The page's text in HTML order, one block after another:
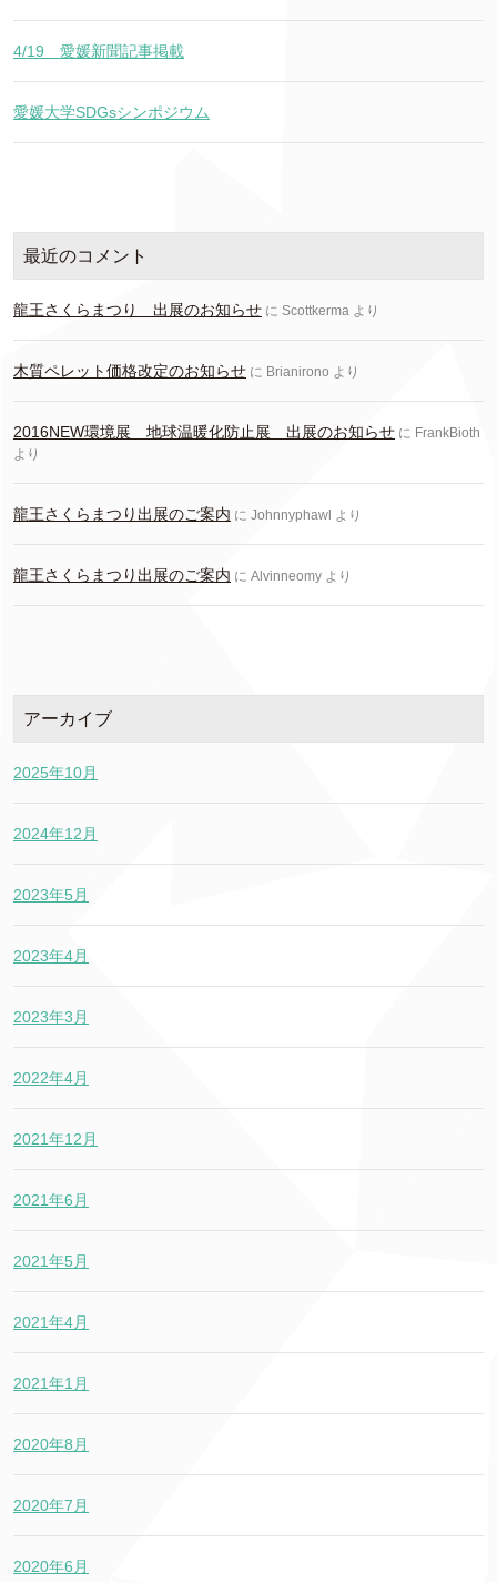
4/19 愛媛新聞記事掲載
愛媛大学SDGsシンポジウム
最近のコメント
龍王さくらまつり 出展のお知らせ に Scottkerma より
木質ペレット価格改定のお知らせ に Brianirono より
2016NEW環境展 地球温暖化防止展 出展のお知らせ に FrankBioth
より
龍王さくらまつり出展のご案内 に Johnnyphawl より
龍王さくらまつり出展のご案内 に Alvinneomy より
アーカイブ
2025年10月
2024年12月
2023年5月
2023年4月
2023年3月
2022年4月
2021年12月
2021年6月
2021年5月
2021年4月
2021年1月
2020年8月
2020年7月
2020年6月